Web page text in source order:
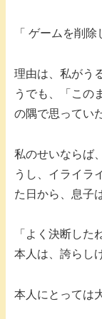
「 ゲームを削除
理由は、私がう
うでも、「この
の隅で思ってい
私のせいならば
うし、イライラ
た日から、息子
「よく決断した
本人は、誇らし
本人にとっては